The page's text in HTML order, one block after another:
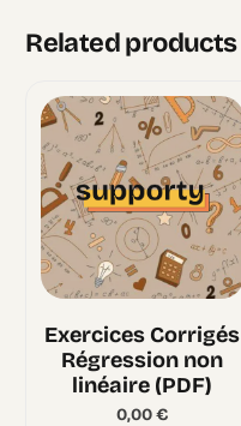
Related products
Exercices Corrigés
Régression non
linéaire (PDF)
0,00€